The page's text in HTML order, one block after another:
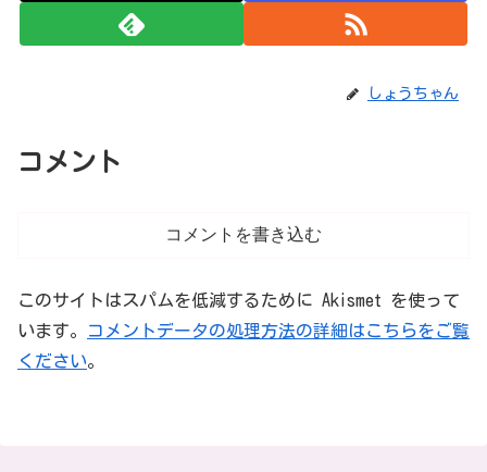
しょうちゃん
コメント
コメントを書き込む
このサイトはスパムを低減するために Akismet を使って
います。
コメントデータの処理方法の詳細はこちらをご覧
ください。